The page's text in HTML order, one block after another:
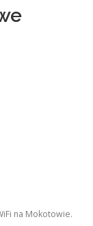
na Mokotowie.